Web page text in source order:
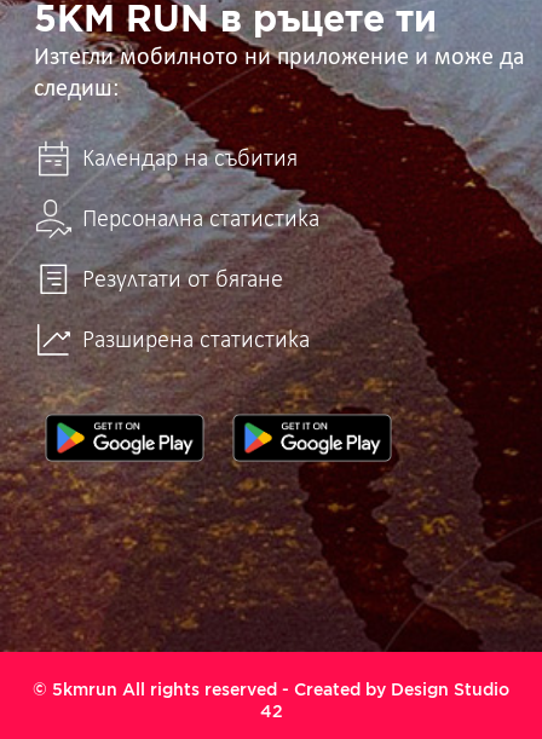
ти 5KM RUN в ръцете ти
Изтегли мобилното ни приложение и може да
следиш:
Календар на събития
Персонална статистика
Резултати от бягане
Разширена статистика
© 5kmrun All rights reserved - Created by Design Studio
42